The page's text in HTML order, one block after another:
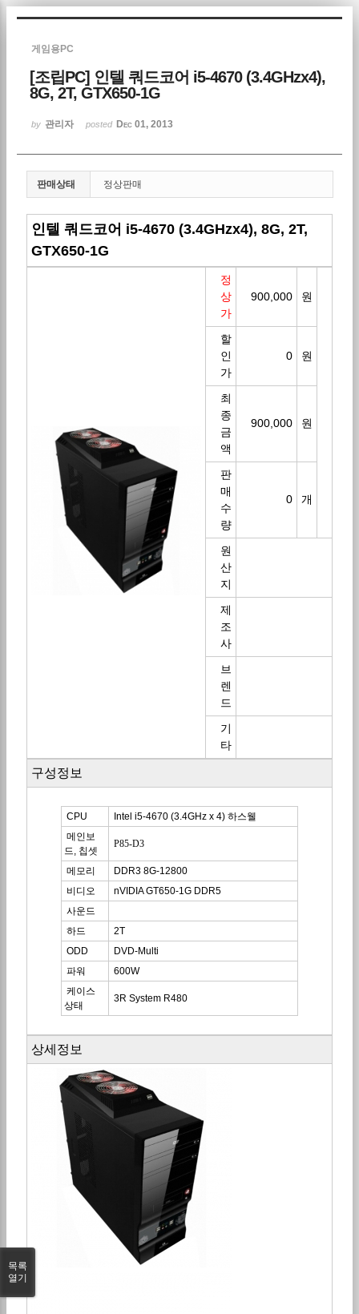
게임용PC
[조립PC] 인텔 쿼드코어 i5-4670 (3.4GHzx4),
8G, 2T, GTX650-1G
by 관리자 posted Dec 01, 2013
판매상태 정상판매
인텔 쿼드코어 i5-4670 (3.4GHzx4), 8G, 2T,
GTX650-1G
정
상
가
900,000 원
할
인
가
0 원
최
종
금
액
900,000 원
판
매
수
량
0 개
원
산
지
제
조
사
브
렌
드
기
타
구성정보
CPU Intel i5-4670 (3.4GHz x 4) 하스웰
메인보
드, 칩셋
P85-D3
메모리
DDR3 8G-12800
비디오
nVIDIA GT650-1G DDR5
사운드
하드
2T
ODD
DVD-Multi
파워
600W
케이스
상태
3R System R480
상세정보
목록
열기
Sketchbook5, 스케치북5
Sketchbook5, 스케치북5